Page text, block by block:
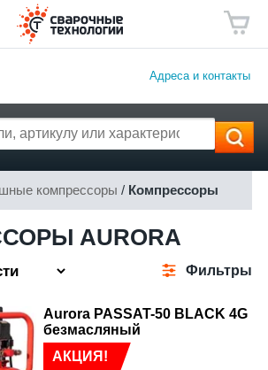
Адреса и контакты
компрессоры / Компрессоры
AURORA
Фильтры
АКЦИЯ!
Aurora PASSAT-50 BLACK 4G
безмасляный